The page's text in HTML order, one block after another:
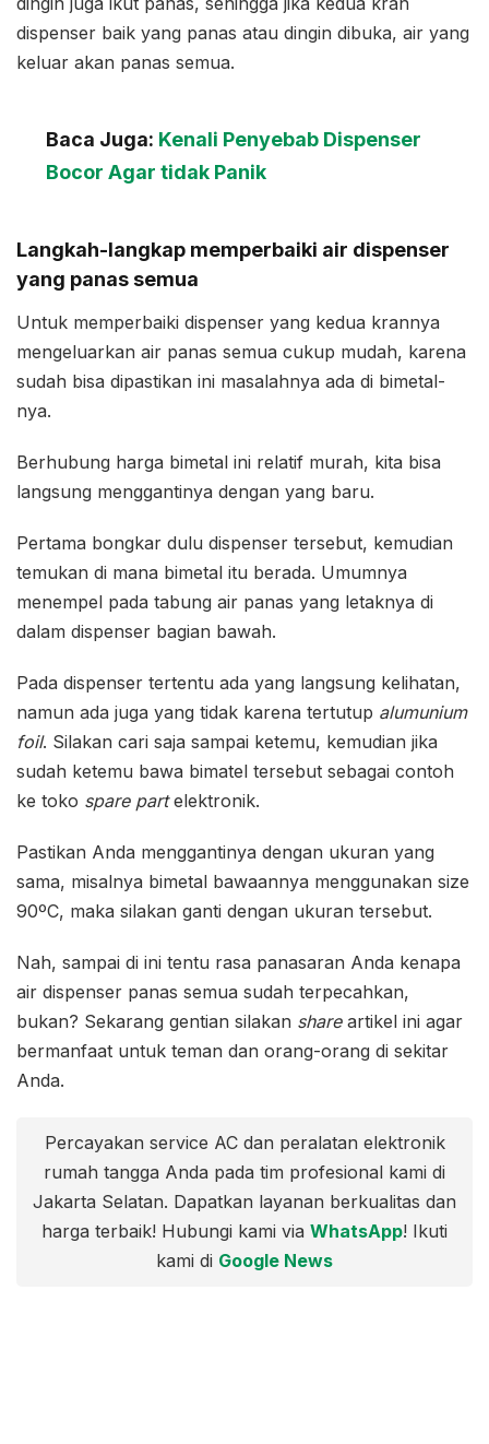
dispenser baik yang panas atau dingin dibuka, air yang
keluar akan panas semua.
Baca Juga: Kenali Penyebab Dispenser
Bocor Agar tidak Panik
Langkah-langkap memperbaiki air dispenser
yang panas semua
Untuk memperbaiki dispenser yang kedua krannya
mengeluarkan air panas semua cukup mudah, karena
sudah bisa dipastikan ini masalahnya ada di bimetal-
nya.
Berhubung harga bimetal ini relatif murah, kita bisa
langsung menggantinya dengan yang baru.
Pertama bongkar dulu dispenser tersebut, kemudian
temukan di mana bimetal itu berada. Umumnya
menempel pada tabung air panas yang letaknya di
dalam dispenser bagian bawah.
Pada dispenser tertentu ada yang langsung kelihatan,
namun ada juga yang tidak karena tertutup alumunium
foil. Silakan cari saja sampai ketemu, kemudian jika
sudah ketemu bawa bimatel tersebut sebagai contoh
ke toko spare partelektronik.
Pastikan Anda menggantinya dengan ukuran yang
sama, misalnya bimetal bawaannya menggunakan size
90ºC, maka silakan ganti dengan ukuran tersebut.
Nah, sampai di ini tentu rasa panasaran Anda kenapa
air dispenser panas semua sudah terpecahkan,
bukan? Sekarang gentian silakan shareartikel ini agar
bermanfaat untuk teman dan orang-orang di sekitar
Anda.
Percayakan service AC dan peralatan elektronik
rumah tangga Anda pada tim profesional kami di
Jakarta Selatan. Dapatkan layanan berkualitas dan
harga terbaik! Hubungi kami via WhatsApp! Ikuti
kami di Google News